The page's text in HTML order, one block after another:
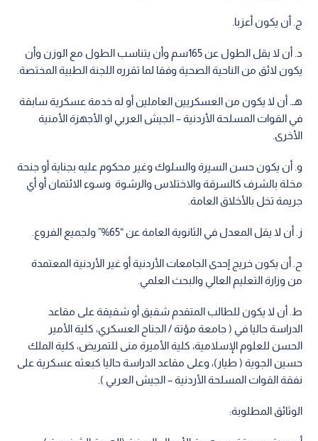
‌ج. أن يكون أعزبا.
‌د. أن لا يقل الطول عن 165سم وأن يتناسب الطول مع الوزن وأن
يكون لائق من الناحية الصحية وفقا لما تقرره اللجنة الطبية المختصة.
هـ. أن لا يكون من العسكريين العاملين أو له خدمة عسكرية سابقة
في القوات المسلحة الأردنية – الجيش العربي او الأجهزة الأمنية
الأخرى.
‌و. أن يكون حسن السيرة والسلوك وغير محكوم عليه بجناية أو جنحة
مخلة بالشرف كالسرقة والاختلاس والرشوة وسوء الائتمان أو أي
جريمة تخل بالأخلاق العامة.
‌ز. أن لا يقل المعدل في الثانوية العامة عن “65%” ولجميع الفروع.
‌ح. أن يكون خريج إحدى الجامعات الأردنية أو غير الأردنية المعتمدة
من وزارة التعليم العالي والبحث العلمي.
‌ط. أن لا يكون للطالب المتقدم شقيق أو شقيقة على مقاعد
الدراسة حاليا في ( جامعة مؤتة / الجناح العسكري، كلية الأمير
الحسن للعلوم الإسلامية، كلية الأميرة منى للتمريض، كلية الملك
حسين الجوية ( طيار)، وعلى مقاعد الدراسة حاليا كبعثه عسكرية على
نفقة القوات المسلحة الأردنية – الجيش العربي ).
الوثائق المطلوبة: